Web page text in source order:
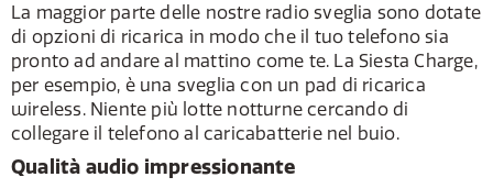
La maggior parte delle nostre radio sveglia sono dotate
di opzioni di ricarica in modo che il tuo telefono sia
pronto ad andare al mattino come te. La Siesta Charge,
per esempio, è una sveglia con un pad di ricarica
wireless. Niente più lotte notturne cercando di
collegare il telefono al caricabatterie nel buio.
Qualità audio impressionante